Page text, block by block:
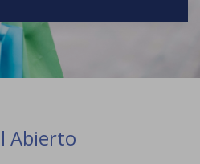
Abierto